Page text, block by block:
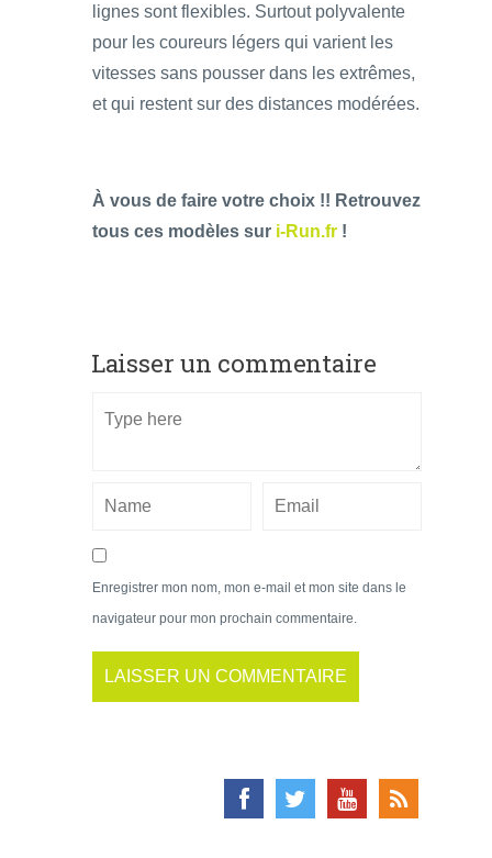
lignes sont flexibles. Surtout polyvalente
pour les coureurs légers qui varient les
vitesses sans pousser dans les extrêmes,
et qui restent sur des distances modérées.
À vous de faire votre choix !! Retrouvez
tous ces modèles sur i-Run.fr !
Laisser un commentaire
Enregistrer mon nom, mon e-mail et mon site dans le
navigateur pour mon prochain commentaire.